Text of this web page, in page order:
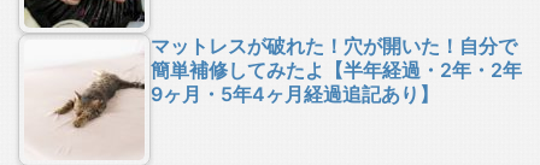
マットレスが破れた！穴が開いた！自分で
簡単補修してみたよ【半年経過・2年・2年
9ヶ月・5年4ヶ月経過追記あり】